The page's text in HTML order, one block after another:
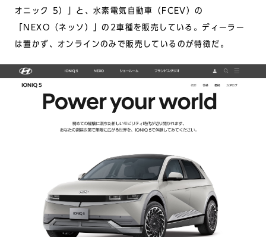
オニック 5）」と、水素電気自動車（FCEV）の
「NEXO（ネッソ）」の2車種を販売している。ディーラー
は置かず、オンラインのみで販売しているのが特徴だ。